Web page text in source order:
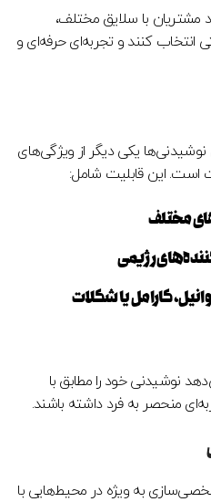
با سلایق مختلف،
انتخاب کنند و تجربه‌ای حرفه‌ای و
یکی دیگر از ویژگی‌های
است. این قابلیت شامل:
مختلف
رژیمی
کارامل یا شکلات
نوشیدنی خود را مطابق با
منحصر به فرد داشته باشند.
به ویژه در محیط‌هایی با